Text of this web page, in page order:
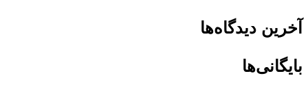
آخرین دیدگاه‌ها
بایگانی‌ها